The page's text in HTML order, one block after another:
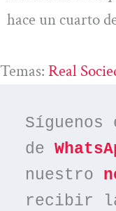
hace un cuarto
Temas: Real
de
nuestro
recibir